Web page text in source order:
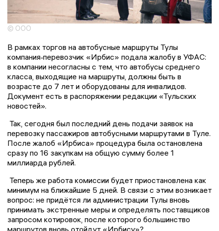
© ООО
В рамках торгов на автобусные маршруты Тулы
компания‑перевозчик «Ирбис» подала жалобу в УФАС:
в компании несогласны с тем, что автобусы среднего
класса, выходящие на маршруты, должны быть в
возрасте до 7 лет и оборудованы для инвалидов.
Документ есть в распоряжении редакции «Тульских
новостей».
Так, сегодня был последний день подачи заявок на
перевозку пассажиров автобусными маршрутами в Туле.
После жалоб «Ирбиса» процедура была остановлена
сразу по 16 закупкам на общую сумму более 1
миллиарда рублей.
Теперь же работа комиссии будет приостановлена как
минимум на ближайшие 5 дней. В связи с этим возникает
вопрос: не придётся ли администрации Тулы вновь
принимать экстренные меры и определять поставщиков
запросом котировок, после которого большинство